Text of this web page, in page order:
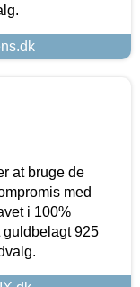
at bruge de
med
i 100%
guldbelagt 925